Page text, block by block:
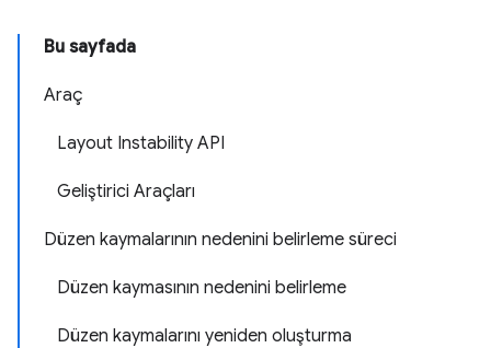
Bu sayfada
Araç
Layout Instability API
Geliştirici Araçları
Düzen kaymalarının nedenini belirleme süreci
Düzen kaymasının nedenini belirleme
Düzen kaymalarını yeniden oluşturma